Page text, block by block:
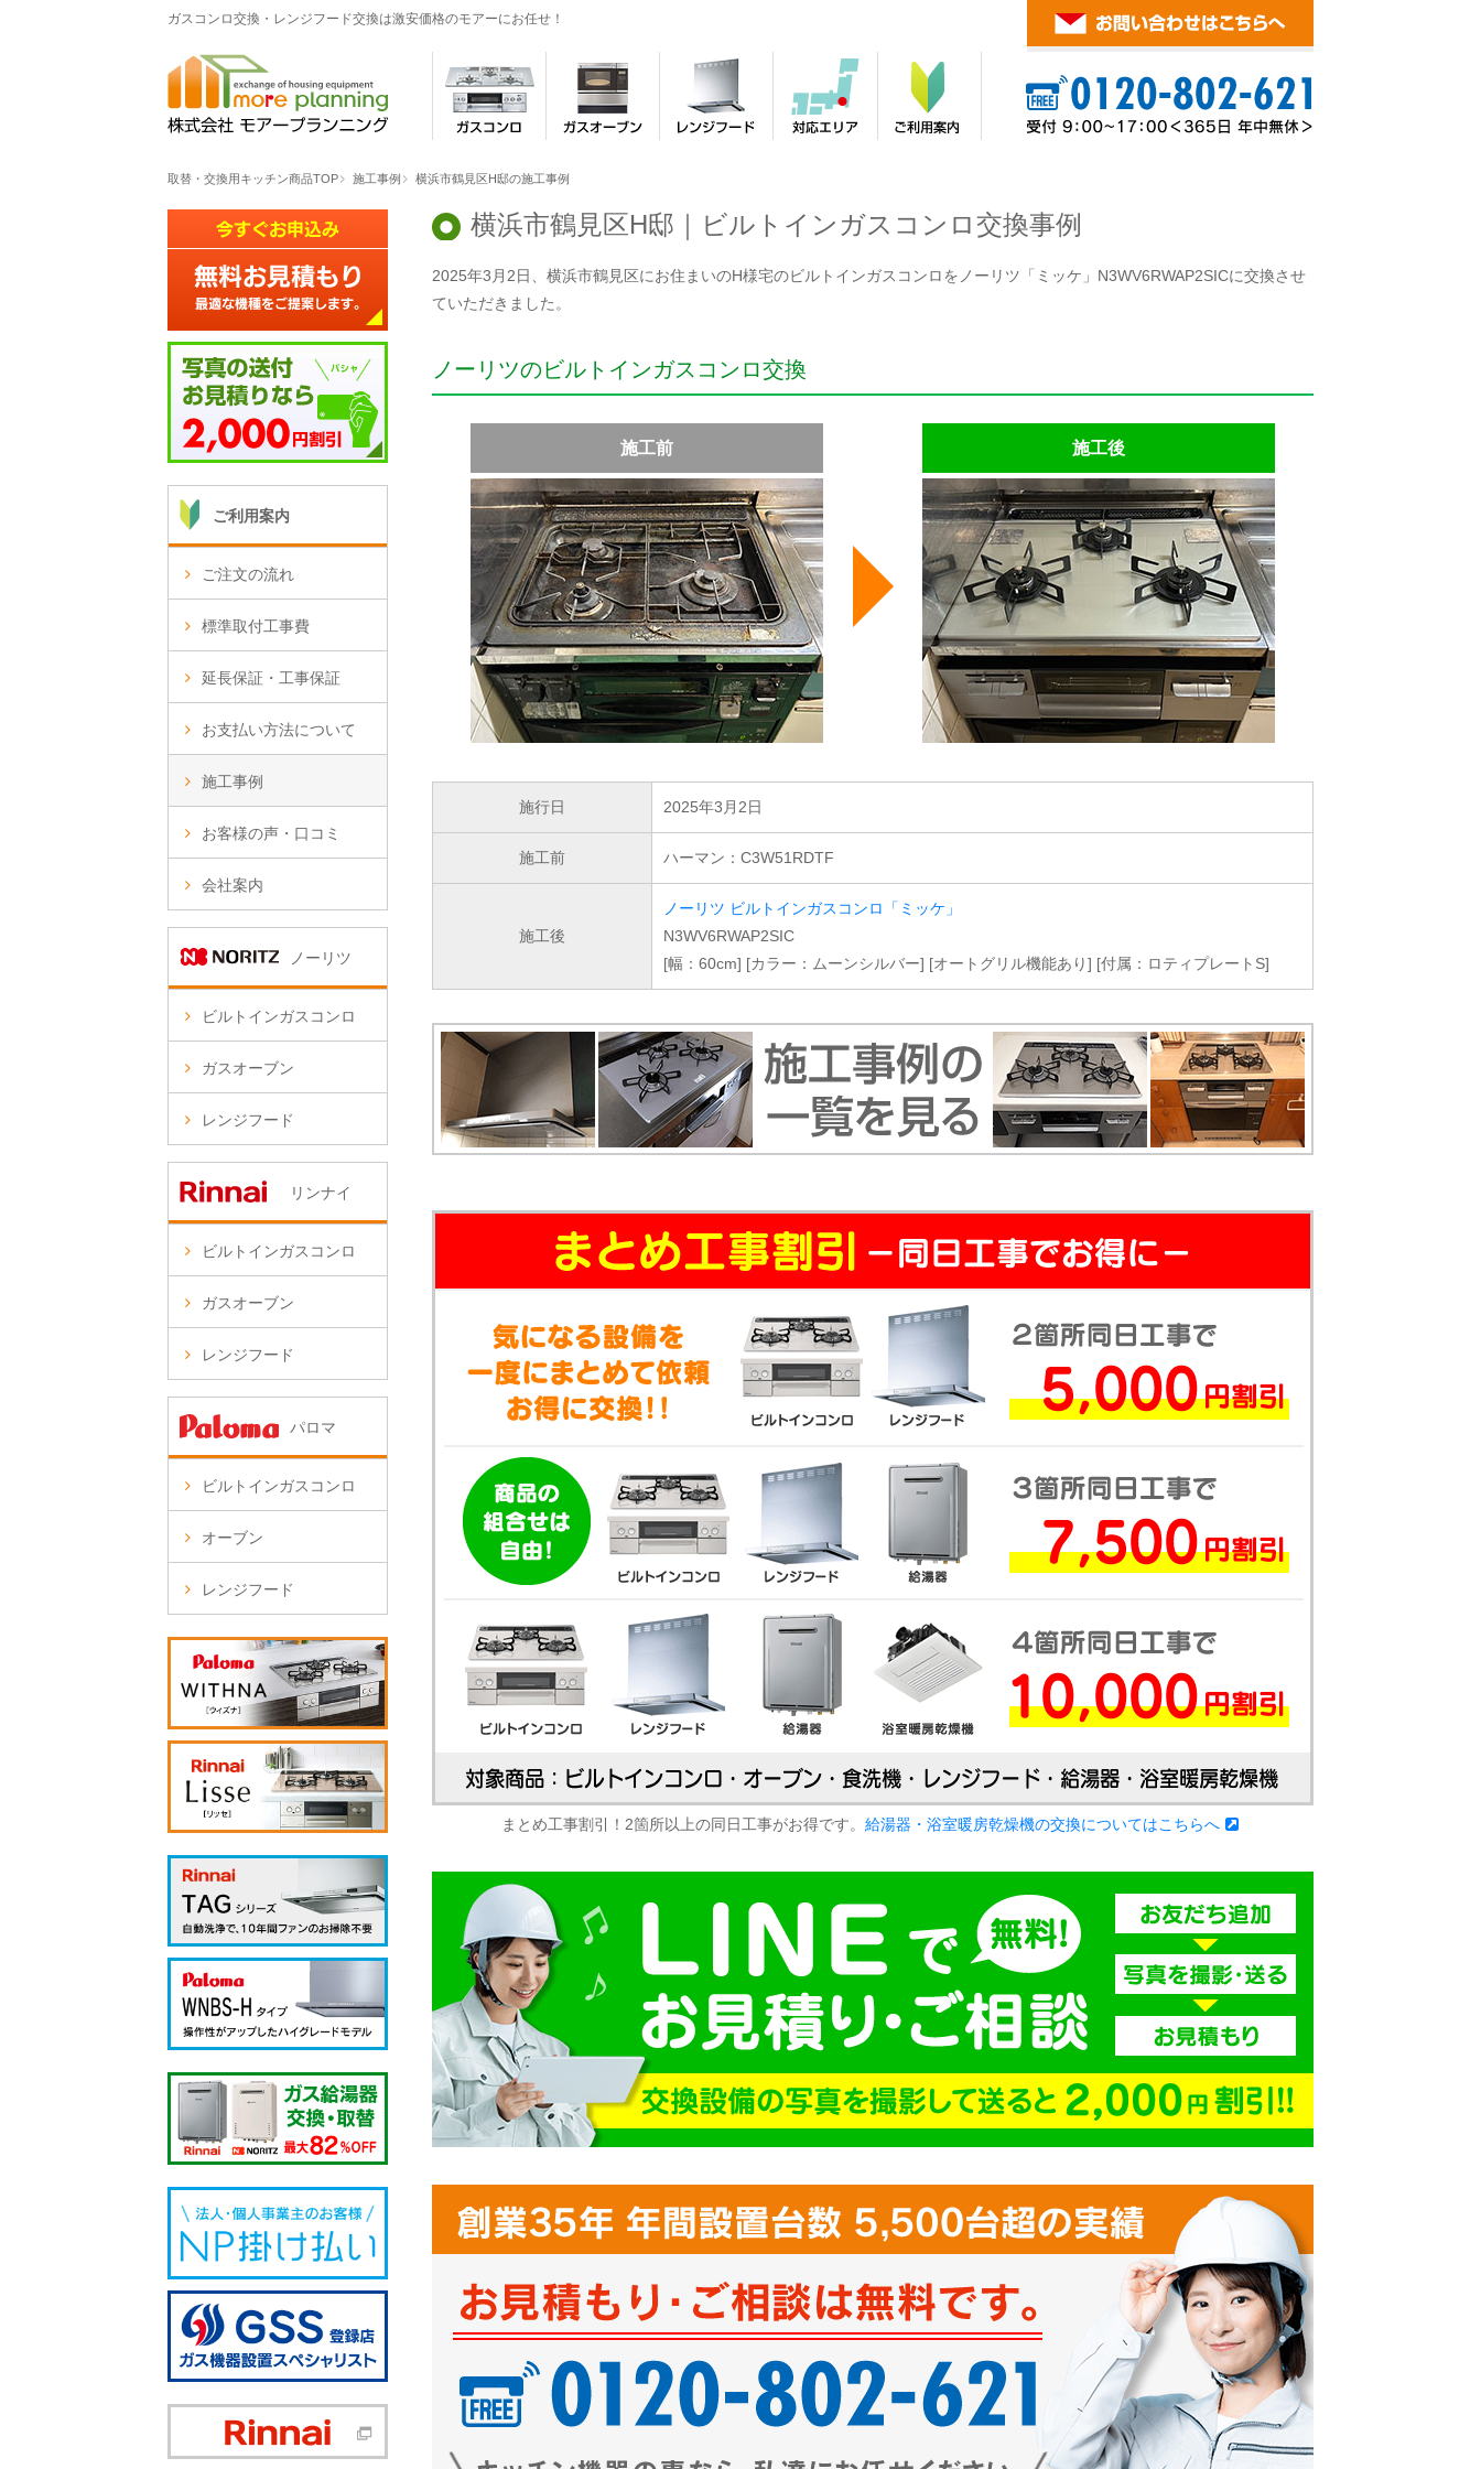
ガスコンロ交換・レンジフード交換は激安価格のモアーにお任せ！
取替・交換用キッチン商品TOP 施工事例 横浜市鶴見区H邸の施工事例
横浜市鶴見区H邸｜ビルトインガスコンロ交換事例
2025年3月2日、横浜市鶴見区にお住まいのH様宅のビルトインガスコンロをノーリツ「ミッケ」N3WV6RWAP2SICに交換させ
ていただきました。
ノーリツのビルトインガスコンロ交換
施工前 施工後
施行日 2025年3月2日
施工前 ハーマン：C3W51RDTF
施工後
ノーリツ ビルトインガスコンロ「ミッケ」
N3WV6RWAP2SIC
[幅：60cm] [カラー：ムーンシルバー] [オートグリル機能あり] [付属：ロティプレートS]
まとめ工事割引！2箇所以上の同日工事がお得です。 給湯器・浴室暖房乾燥機の交換についてはこちらへ
ご利用案内
ご注文の流れ
標準取付工事費
延長保証・工事保証
お支払い方法について
施工事例
お客様の声・口コミ
会社案内
ノーリツ
ビルトインガスコンロ
ガスオーブン
レンジフード
リンナイ
ビルトインガスコンロ
ガスオーブン
レンジフード
パロマ
ビルトインガスコンロ
オーブン
レンジフード